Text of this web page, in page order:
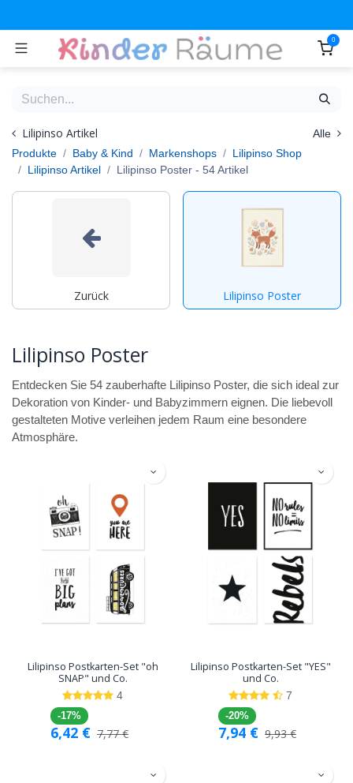
0
Lilipinso Artikel
Alle
Produkte
Baby & Kind Markenshops
Lilipinso Shop
Lilipinso Artikel
Lilipinso Poster - 54 Artikel
Zurück Lilipinso Poster
Lilipinso Poster
Entdecken Sie 54 zauberhafte Lilipinso Poster, die sich ideal zur
Dekoration von Kinder- und Babyzimmern eignen. Die liebevoll
gestalteten Motive verleihen jedem Raum eine besondere
Atmosphäre.
Lilipinso Postkarten-Set "oh
SNAP" und Co.
4
-17%
6,42 € 7,77€
Lilipinso Postkarten-Set "YES"
und Co.
7
-20%
7,94 € 9,93€